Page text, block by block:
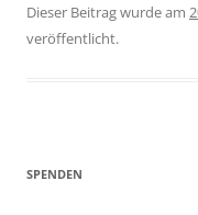
Dieser Beitrag wurde am
veröffentlicht.
SPENDEN